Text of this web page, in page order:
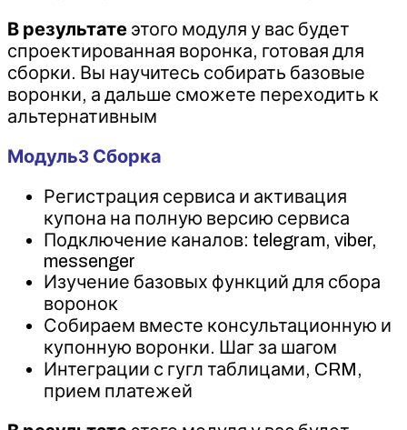
В результате этого модуля у вас будет
спроектированная воронка, готовая для
сборки. Вы научитесь собирать базовые
воронки, а дальше сможете переходить к
альтернативным
Модуль3 Сборка
Регистрация сервиса и активация
купона на полную версию сервиса
Подключение каналов: telegram, viber,
messenger
Изучение базовых функций для сбора
воронок
Собираем вместе консультационную и
купонную воронки. Шаг за шагом
Интеграции с гугл таблицами, CRM,
прием платежей